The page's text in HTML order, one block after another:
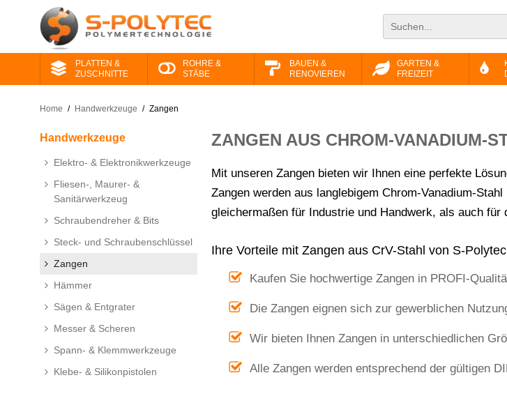
PLATTEN &
ZUSCHNITTE
ROHRE &
STÄBE
BAUEN &
RENOVIEREN
GARTEN &
FREIZEIT
Home / Handwerkzeuge / Zangen
Handwerkzeuge
Elektro- & Elektronikwerkzeuge
Fliesen-, Maurer- &
Sanitärwerkzeug
Schraubendreher & Bits
Steck- und Schraubenschlüssel
Zangen
Hämmer
Sägen & Entgrater
Messer & Scheren
Spann- & Klemmwerkzeuge
Klebe- & Silikonpistolen
ZANGEN AUS CHROM-VANADIUM-
Mit unseren Zangen bieten wir Ihnen eine perfekte
Zangen werden aus langlebigem Chrom-Vanadium-
gleichermaßen für Industrie und Handwerk, als auch
Ihre Vorteile mit Zangen aus CrV-Stahl von S-Polytec
Kaufen Sie hochwertige Zangen in PROFI-
Die Zangen eignen sich zur gewerblichen
Wir bieten Ihnen Zangen in unterschiedlichen
Alle Zangen werden entsprechend der gültigen